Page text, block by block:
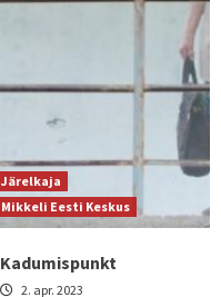
Järelkaja
Mikkeli Eesti Keskus
Kadumispunkt
2. apr. 2023